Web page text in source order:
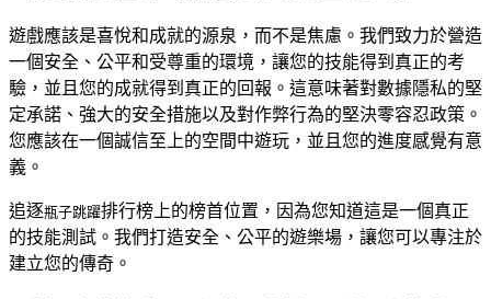
遊戲應該是喜悅和成就的源泉，而不是焦慮。我們致力於營造
一個安全、公平和受尊重的環境，讓您的技能得到真正的考
驗，並且您的成就得到真正的回報。這意味著對數據隱私的堅
定承諾、強大的安全措施以及對作弊行為的堅決零容忍政策。
您應該在一個誠信至上的空間中遊玩，並且您的進度感覺有意
義。
追逐瓶子跳躍排行榜上的榜首位置，因為您知道這是一個真正
的技能測試。我們打造安全、公平的遊樂場，讓您可以專注於
建立您的傳奇。